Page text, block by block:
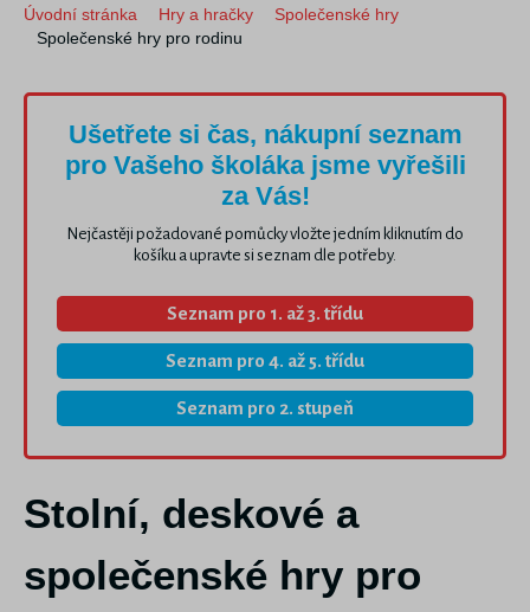
Úvodní stránka Hry a hračky
Společenské hry
Společenské hry pro rodinu
Ušetřete si čas, nákupní seznam
pro Vašeho školáka jsme vyřešili
za Vás!
Nejčastěji požadované pomůcky vložte jedním kliknutím do
košíku a upravte si seznam dle potřeby.
Seznam pro 1. až 3. třídu
Seznam pro 4. až 5. třídu
Seznam pro 2. stupeň
Stolní, deskové a
společenské hry pro